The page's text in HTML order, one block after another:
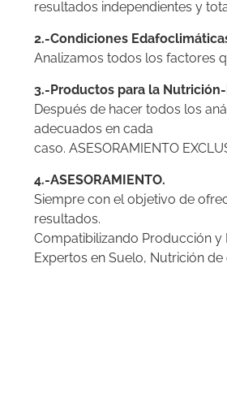
resultados independientes y
2.-Condiciones
Analizamos todos los factores
3.-Productos para la
Después de hacer todos los
adecuados en cada
caso. ASESORAMIENTO
4.-ASESORAMIENTO.
Siempre con el objetivo de
resultados.
Compatibilizando Producción y
Expertos en Suelo, Nutrición